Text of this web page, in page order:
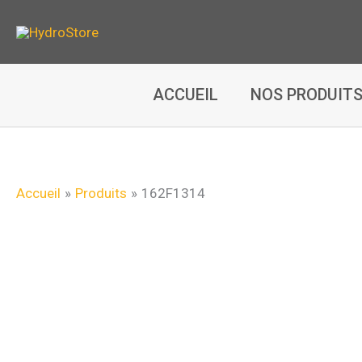
ACCUEIL NOS PRODUITS
Accueil Produits 162F1314